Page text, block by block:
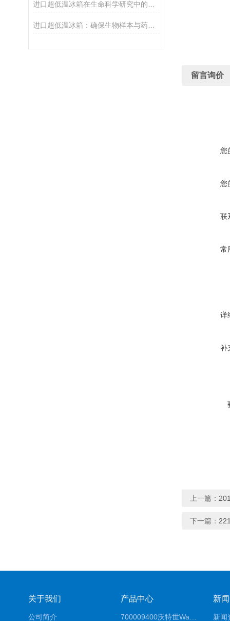
留言询价
您
您
联
常
详
补
上一篇：
下一篇：
关于我们
公司简介
产品中心 新
新闻